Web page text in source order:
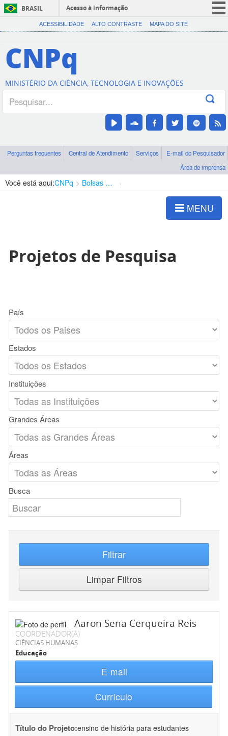
BRASIL
Acesso à informação
CORONAVÍRUS (COVID-19)
Canais
ACESSIBILIDADE ALTO CONTRASTE MAPA DO SITE
CNPq
MINISTÉRIO DA CIÊNCIA, TECNOLOGIA E INOVAÇÕES
Perguntas frequentes Central de Atendimento Serviços
E-mail do Pesquisador
Área de imprensa
Você está aqui:CNPq Bolsas e Auxílios Vigentes
MENU
Projetos de Pesquisa
País
Estados
Instituições
Grandes Áreas
Áreas
Busca
Filtrar
Limpar Filtros
Aaron Sena Cerqueira Reis
COORDENADOR(A)
CIÊNCIAS HUMANAS
Educação
E-mail
Currículo
Título do Projeto:ensino de história para estudantes